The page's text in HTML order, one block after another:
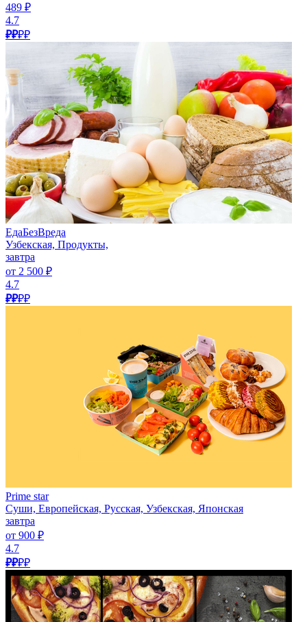
489 ₽
4.7
₽₽₽₽
ЕдаБезВреда
Узбекская, Продукты,
завтра
от 2 500 ₽
4.7
₽₽₽₽
Prime star
Суши, Европейская, Русская, Узбекская, Японская
завтра
от 900 ₽
4.7
₽₽₽₽